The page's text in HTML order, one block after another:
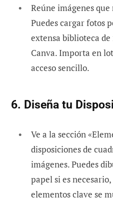
Reúne imágenes
Puedes cargar fotos
extensa biblioteca
Canva. Importa en
acceso sencillo.
6. Diseña tu
Ve a la sección
disposiciones de
imágenes. Puedes
papel si es
elementos clave se